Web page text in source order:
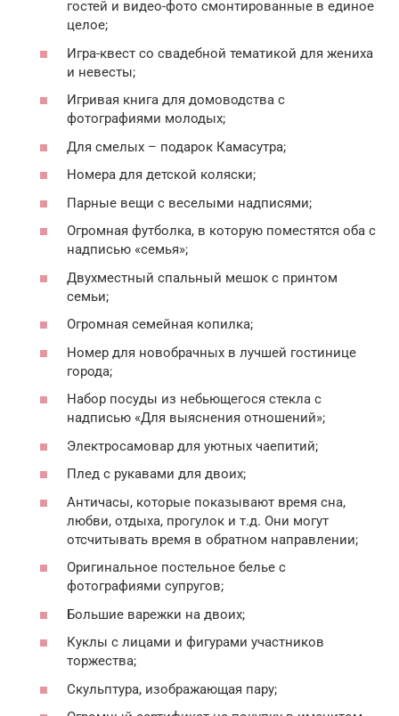
гостей и видео-фото смонтированные в единое
целое;
Игра-квест со свадебной тематикой для жениха
и невесты;
Игривая книга для домоводства с
фотографиями молодых;
Для смелых – подарок Камасутра;
Номера для детской коляски;
Парные вещи с веселыми надписями;
Огромная футболка, в которую поместятся оба с
надписью «семья»;
Двухместный спальный мешок с принтом
семьи;
Огромная семейная копилка;
Номер для новобрачных в лучшей гостинице
города;
Набор посуды из небьющегося стекла с
надписью «Для выяснения отношений»;
Электросамовар для уютных чаепитий;
Плед с рукавами для двоих;
Античасы, которые показывают время сна,
любви, отдыха, прогулок и т.д. Они могут
отсчитывать время в обратном направлении;
Оригинальное постельное белье с
фотографиями супругов;
Большие варежки на двоих;
Куклы с лицами и фигурами участников
торжества;
Скульптура, изображающая пару;